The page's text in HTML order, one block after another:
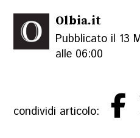
Olbia.it
Pubblicato il 13
alle 06:00
condividi articolo: